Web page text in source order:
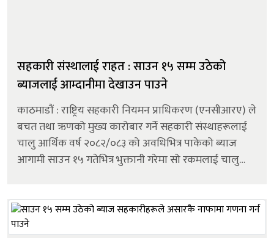
सहकारी संस्थालाई राहत : साउन १५ सम्म उठेको
ब्याजलाई आम्दानीमा देखाउन पाउने
काठमाडौं : राष्ट्रिय सहकारी नियमन प्राधिकरण (एनसीआरए) ले
बचत तथा ऋणको मुख्य कारोबार गर्ने सहकारी संस्थाहरूलाई
चालु आर्थिक वर्ष २०८२/०८३ को अवधिभित्र पाकेको ब्याज
आगामी साउन १५ गतेभित्र भुक्तानी गरेमा सो रकमलाई चालु